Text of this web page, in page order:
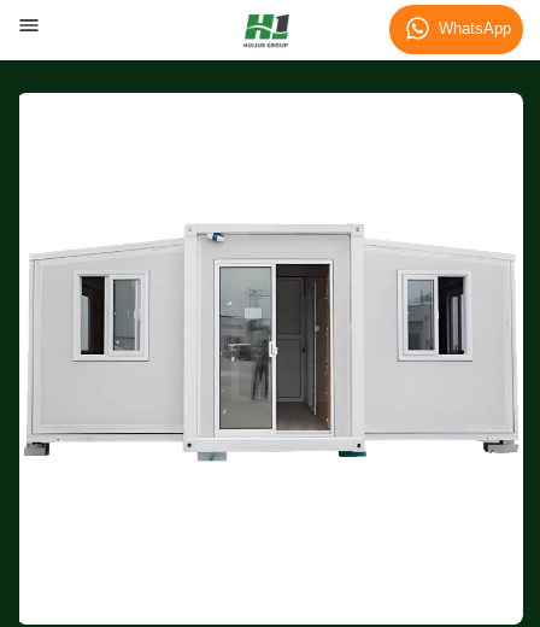
WhatsApp